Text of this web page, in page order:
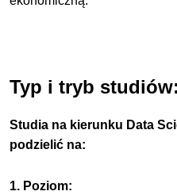
Typ i tryb studiów:
Studia na kierunku Data
podzielić na:
1. Poziom: